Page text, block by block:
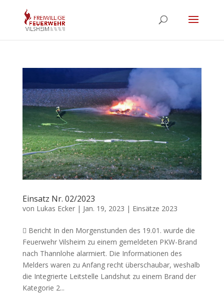
Einsatz Nr. 02/2023
von Lukas Ecker| Jan. 19, 2023 | Einsätze 2023
 Bericht In den Morgenstunden des 19.01. wurde die
Feuerwehr Vilsheim zu einem gemeldeten PKW-Brand
nach Thannlohe alarmiert. Die Informationen des
Melders waren zu Anfang recht überschaubar, weshalb
die Integrierte Leitstelle Landshut zu einem Brand der
Kategorie 2...